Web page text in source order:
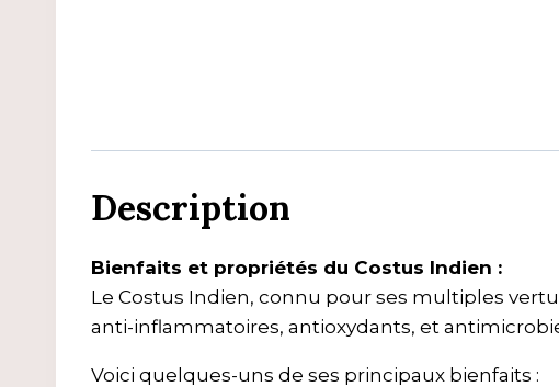
Description
Bienfaits et propriétés du Costus Indien :
Le Costus Indien, connu pour ses multiples
anti-inflammatoires, antioxydants, et
Voici quelques-uns de ses principaux bienfaits :